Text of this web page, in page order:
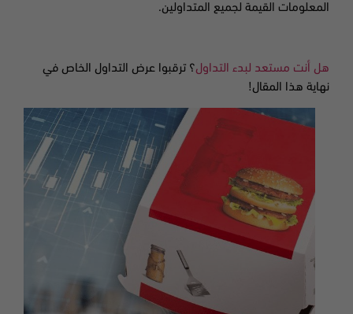
المعلومات القيمة لجميع المتداولين.
هل أنت مستعد لبدء التداول؟ ترقبوا عرض التداول الخاص في
نهاية هذا المقال!